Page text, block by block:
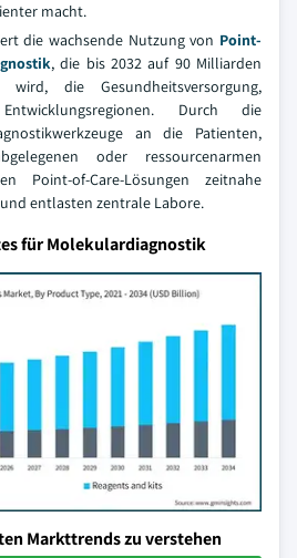
macht.
die wachsende Nutzung von Point-
, die bis 2032 auf 90 Milliarden
wird, die Gesundheitsversorgung,
Durch die
an die Patienten,
oder ressourcenarmen
Point-of-Care-Lösungen zeitnahe
entlasten zentrale Labore.
für Molekulardiagnostik
Markttrends zu verstehen